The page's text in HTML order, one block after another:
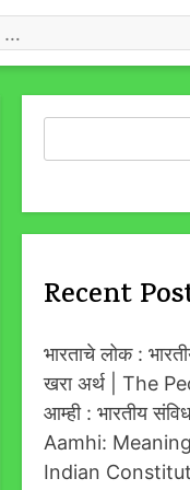
Recent
भारताचे लोक :
खरा अर्थ | The
आम्ही : भारतीय
Aamhi:
Indian